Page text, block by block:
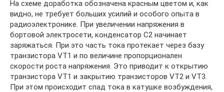
На схеме доработка обозначена красным цветом и, как
видно, не требует больших усилий и особого опыта в
радиоэлектронике. При увеличении напряжения в
бортовой электросети, конденсатор С2 начинает
заряжаться. При это часть тока протекает через базу
транзистора VT1 и по величине пропорционален
скорости роста напряжения. Это приводит к открытию
транзистора VT1 и закрытию транзисторов VT2 и VT3.
При этом происходит спад тока в катушке возбуждения,